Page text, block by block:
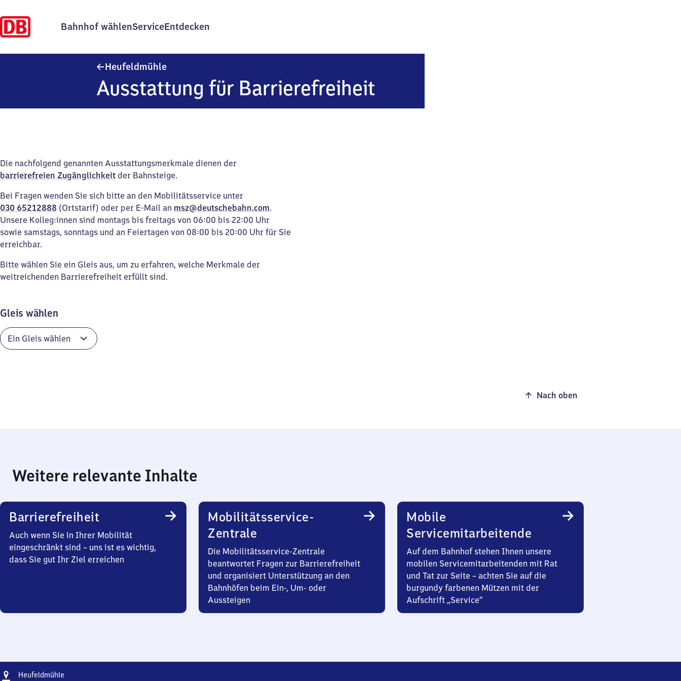
Bahnhof wählenServiceEntdecken
Heufeldmühle
Ausstattung für Barrierefreiheit
Die nachfolgend genannten Ausstattungsmerkmale dienen der
barrierefreien Zugänglichkeit der Bahnsteige.
Bei Fragen wenden Sie sich bitte an den Mobilitätsservice unter
030 65212888 (Ortstarif) oder per E-Mail an msz@deutschebahn.com.
Unsere Kolleg:innen sind montags bis freitags von 06:00 bis 22:00 Uhr
sowie samstags, sonntags und an Feiertagen von 08:00 bis 20:00 Uhr für Sie
erreichbar.
Bitte wählen Sie ein Gleis aus, um zu erfahren, welche Merkmale der
weitreichenden Barrierefreiheit erfüllt sind.
Gleis wählen
Nach oben
Weitere relevante Inhalte
Barrierefreiheit
Auch wenn Sie in Ihrer Mobilität
eingeschränkt sind – uns ist es wichtig,
dass Sie gut Ihr Ziel erreichen
Mobilitätsservice-
Zentrale
Die Mobilitätsservice-Zentrale
beantwortet Fragen zur Barrierefreiheit
und organisiert Unterstützung an den
Bahnhöfen beim Ein-, Um- oder
Aussteigen
Mobile
Servicemitarbeitende
Auf dem Bahnhof stehen Ihnen unsere
mobilen Servicemitarbeitenden mit Rat
und Tat zur Seite – achten Sie auf die
burgundy farbenen Mützen mit der
Aufschrift „Service“
Adresse
Heufeldmühle